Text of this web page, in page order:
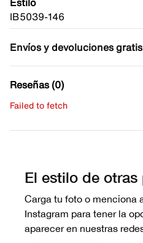
IB5039-146
Envíos y devoluciones gratis
Reseñas (0)
Failed to fetch